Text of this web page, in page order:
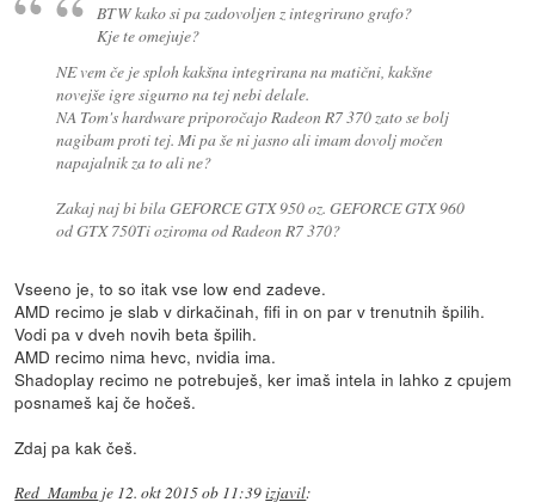
BTW kako si pa zadovoljen z integrirano grafo?
Kje te omejuje?
NE vem če je sploh kakšna integrirana na matični, kakšne
novejše igre sigurno na tej nebi delale.
NA Tom's hardware priporočajo Radeon R7 370 zato se bolj
nagibam proti tej. Mi pa še ni jasno ali imam dovolj močen
napajalnik za to ali ne?
Zakaj naj bi bila GEFORCE GTX 950 oz. GEFORCE GTX 960
od GTX 750Ti oziroma od Radeon R7 370?
Vseeno je, to so itak vse low end zadeve.
AMD recimo je slab v dirkačinah, fifi in on par v trenutnih špilih.
Vodi pa v dveh novih beta špilih.
AMD recimo nima hevc, nvidia ima.
Shadoplay recimo ne potrebuješ, ker imaš intela in lahko z cpujem
posnameš kaj če hočeš.
Zdaj pa kak češ.
Red_Mamba je 12. okt 2015 ob 11:39izjavil: